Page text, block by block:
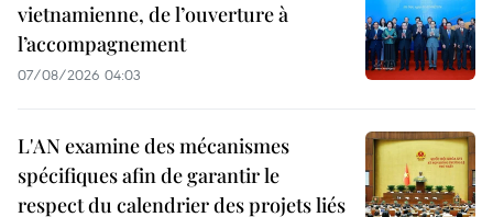
vietnamienne, de l’ouverture à
l’accompagnement
07/08/2026 04:03
L'AN examine des mécanismes
spécifiques afin de garantir le
respect du calendrier des projets liés